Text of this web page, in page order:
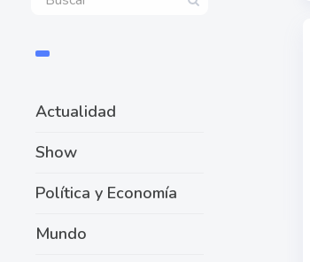
Actualidad
Show
Política y Economía
Mundo